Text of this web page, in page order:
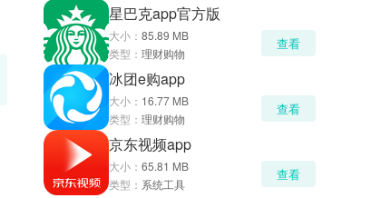
星巴克app官方版
大小： 85.89 MB
类型： 理财购物
查看
冰团e购app
大小： 16.77 MB
类型： 理财购物
查看
京东视频app
大小： 65.81 MB
类型： 系统工具
查看